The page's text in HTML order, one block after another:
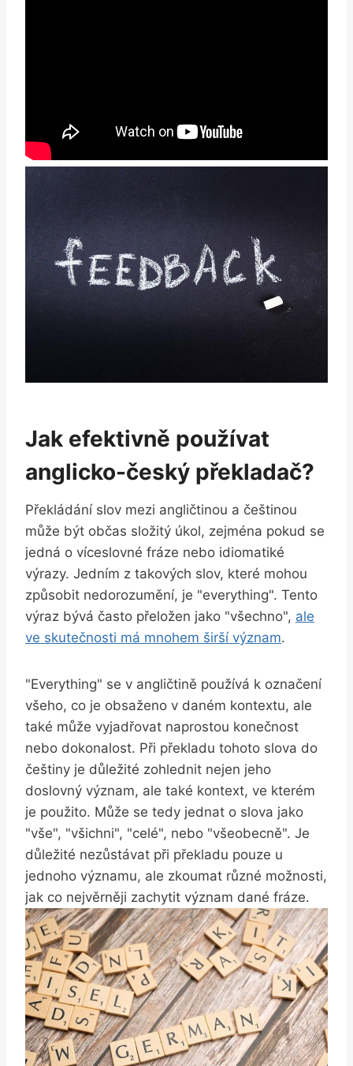
Jak efektivně používat
anglicko-český překladač?
Překládání slov mezi angličtinou a češtinou
může být občas složitý úkol, zejména pokud se
jedná o víceslovné fráze nebo idiomatiké
výrazy. Jedním z takových slov, které mohou
způsobit nedorozumění, je "everything". Tento
výraz bývá často přeložen jako "všechno", ale
ve skutečnosti má mnohem širší význam.
"Everything" se v angličtině používá k označení
všeho, co je obsaženo v daném kontextu, ale
také může vyjadřovat naprostou konečnost
nebo dokonalost. Při překladu tohoto slova do
češtiny je důležité zohlednit nejen jeho
doslovný význam, ale také kontext, ve kterém
je použito. Může se tedy jednat o slova jako
"vše", "všichni", "celé", nebo "všeobecně". Je
důležité nezůstávat při překladu pouze u
jednoho významu, ale zkoumat různé možnosti,
jak co nejvěrněji zachytit význam dané fráze.